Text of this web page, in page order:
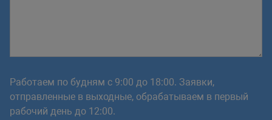
Работаем по будням с 9:00 до 18:00. Заявки,
отправленные в выходные, обрабатываем в первый
рабочий день до 12:00.